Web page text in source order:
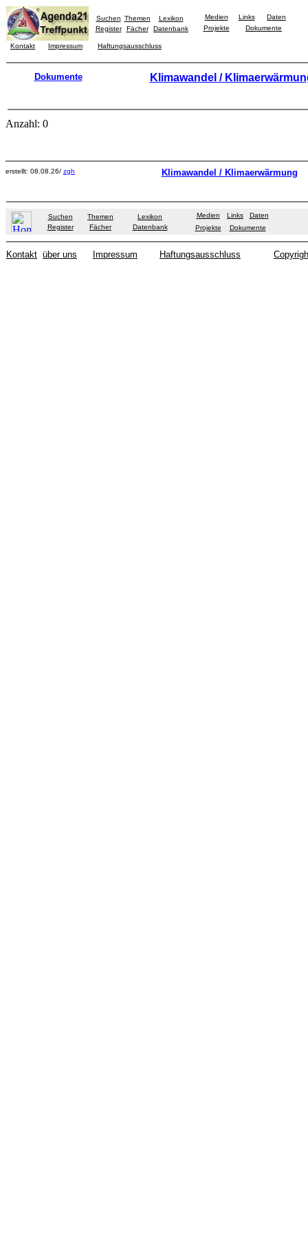
Suchen Themen
Lexikon
Register
Fächer Datenbank
Medien Links
Daten
Projekte
Dokumente
Kontakt Impressum Haftungsausschluss
Dokumente Klimawandel /
Anzahl: 0
erstellt: 08.08.26/ zgh Klimawandel / Klimaerwärmung
Suchen Themen
Lexikon
Register
Fächer Datenbank
Medien Links
Daten
Projekte
Dokumente
Kontakt über uns Impressum Haftungsausschluss